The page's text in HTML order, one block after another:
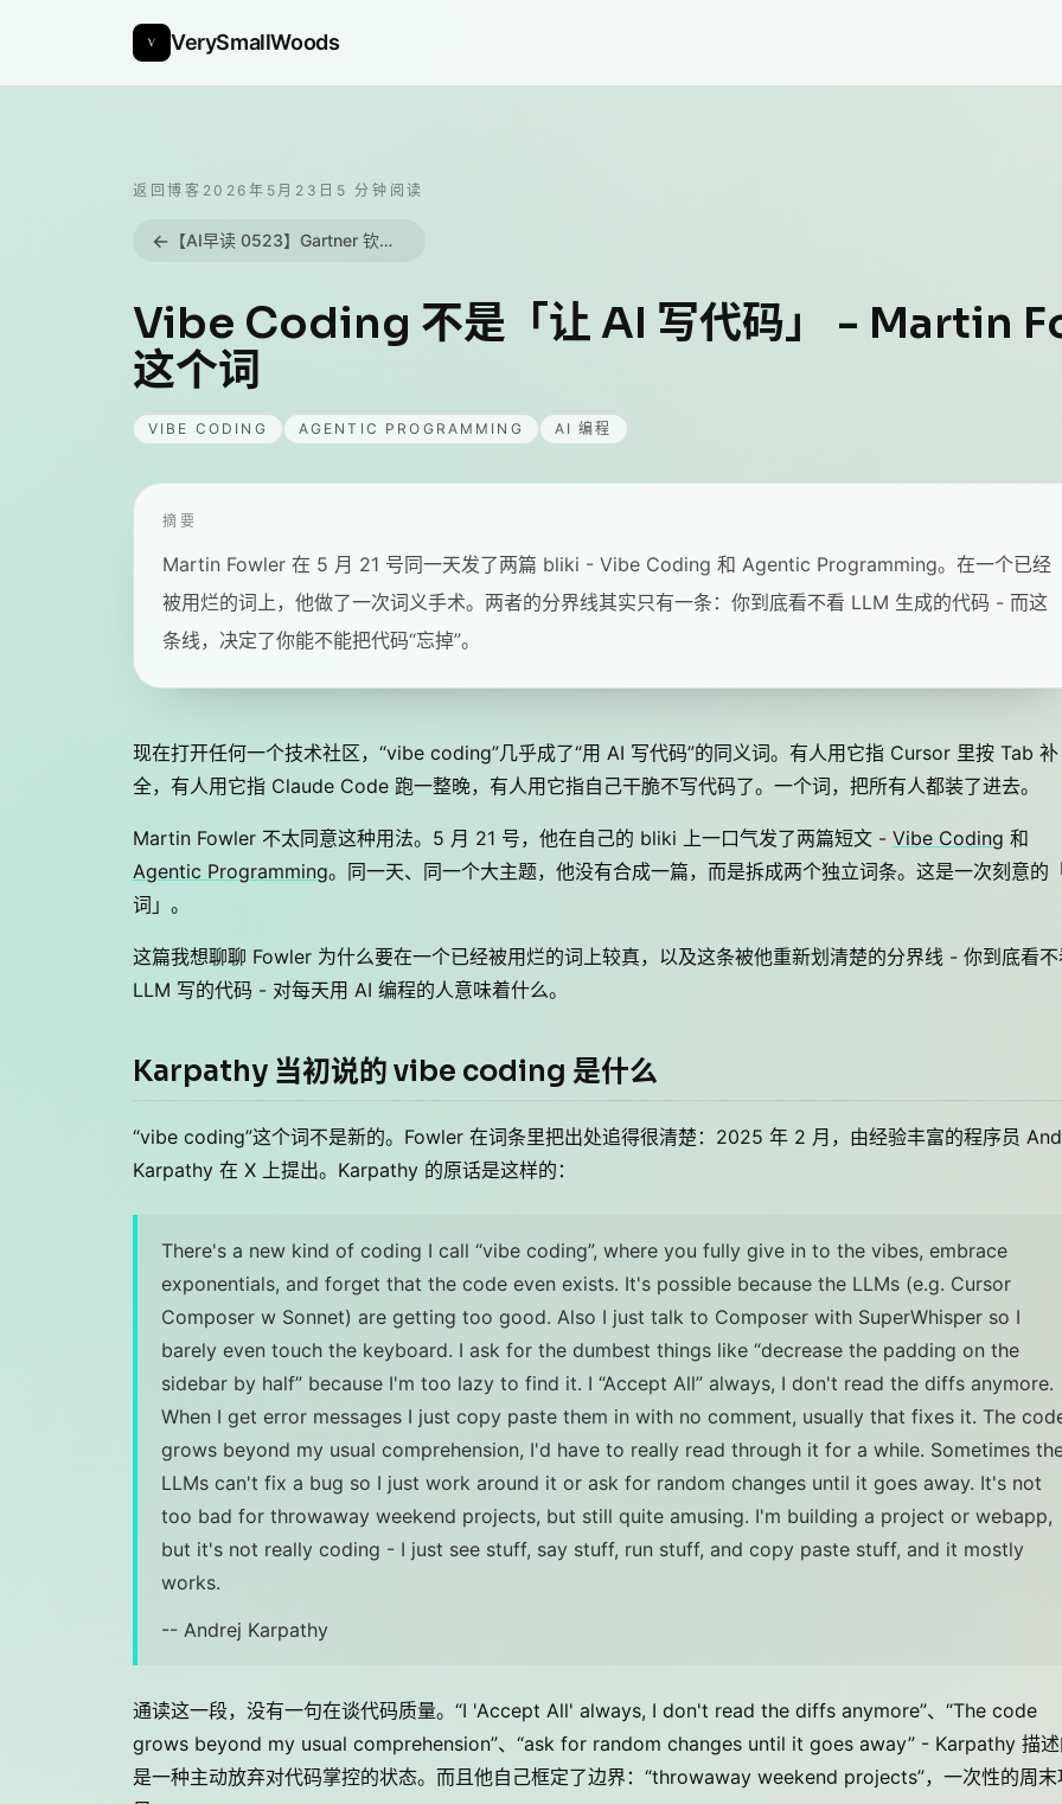
VerySmallWoods
返回博客 2026年5月23日 5 分钟阅读
← 【AI早读 0523】Gartner 钦点 Codex 与 GitHub Copilot 为 Leader，Dharma 3B 模型成本五十分之一反超 GPT-4o
Vibe Coding 不是「让 AI 写代码」 - Martin
这个词
VIBE CODING AGENTIC PROGRAMMING AI 编程
摘要
Martin Fowler 在 5 月 21 号同一天发了两篇 bliki - Vibe Coding 和 Agentic Programming。在一个已经
被用烂的词上，他做了一次词义手术。两者的分界线其实只有一条：你到底看不看 LLM 生成的代码 - 而这
条线，决定了你能不能把代码“忘掉”。
现在打开任何一个技术社区，“vibe coding”几乎成了“用 AI 写代码”的同义词。有人用它指 Cursor 里按 Tab 补
全，有人用它指 Claude Code 跑一整晚，有人用它指自己干脆不写代码了。一个词，把所有人都装了进去。
Martin Fowler 不太同意这种用法。5 月 21 号，他在自己的 bliki 上一口气发了两篇短文 - Vibe Coding 和
Agentic Programming。同一天、同一个大主题，他没有合成一篇，而是拆成两个独立词条。这是一次刻意的
词」。
这篇我想聊聊 Fowler 为什么要在一个已经被用烂的词上较真，以及这条被他重新划清楚的分界线 - 你到底看
LLM 写的代码 - 对每天用 AI 编程的人意味着什么。
Karpathy 当初说的 vibe coding 是什么
“vibe coding”这个词不是新的。Fowler 在词条里把出处追得很清楚：2025 年 2 月，由经验丰富的程序员
Karpathy 在 X 上提出。Karpathy 的原话是这样的：
There's a new kind of coding I call “vibe coding”, where you fully give in to the vibes, embrace
exponentials, and forget that the code even exists. It's possible because the LLMs (e.g. Cursor
Composer w Sonnet) are getting too good. Also I just talk to Composer with SuperWhisper so I
barely even touch the keyboard. I ask for the dumbest things like “decrease the padding on the
sidebar by half” because I'm too lazy to find it. I “Accept All” always, I don't read the diffs anymore.
When I get error messages I just copy paste them in with no comment, usually that fixes it. The
grows beyond my usual comprehension, I'd have to really read through it for a while. Sometimes
LLMs can't fix a bug so I just work around it or ask for random changes until it goes away. It's not
too bad for throwaway weekend projects, but still quite amusing. I'm building a project or webapp,
but it's not really coding - I just see stuff, say stuff, run stuff, and copy paste stuff, and it mostly
works.
-- Andrej Karpathy
通读这一段，没有一句在谈代码质量。“I 'Accept All' always, I don't read the diffs anymore”、“The code
grows beyond my usual comprehension”、“ask for random changes until it goes away” - Karpathy 描
是一种主动放弃对代码掌控的状态。而且他自己框定了边界：“throwaway weekend projects”，一次性的周末